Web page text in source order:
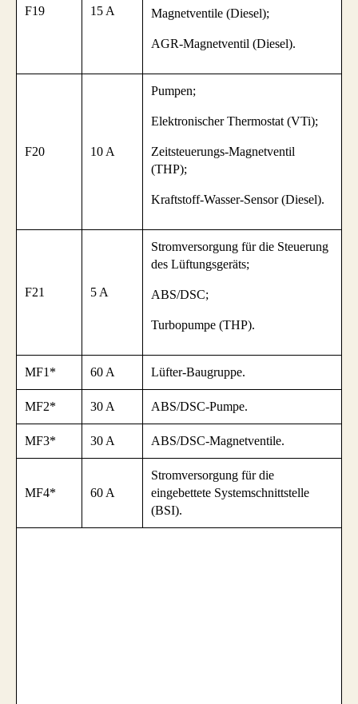
F19 15 A Magnetventile (Diesel);
AGR-Magnetventil (Diesel).
F20 10 A
Pumpen;
Elektronischer Thermostat (VTi);
Zeitsteuerungs-Magnetventil
(THP);
Kraftstoff-Wasser-Sensor (Diesel).
F21 5 A
Stromversorgung für die Steuerung
des Lüftungsgeräts;
ABS/DSC;
Turbopumpe (THP).
MF1* 60 A Lüfter-Baugruppe.
MF2* 30 A ABS/DSC-Pumpe.
MF3* 30 A ABS/DSC-Magnetventile.
MF4* 60 A
Stromversorgung für die
eingebettete Systemschnittstelle
(BSI).